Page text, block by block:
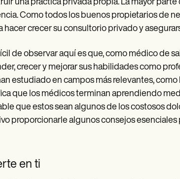
una práctica privada propia. La mayor
Como todos los buenos propietarios de
hacer crecer su consultorio privado y
de observar aquí es que, como médico de
crecer y mejorar sus habilidades como
estudiado en campos más relevantes,
que los médicos terminan aprendiendo
que estos sean algunos de los costosos
proporcionarle algunos consejos esenciales
en ti